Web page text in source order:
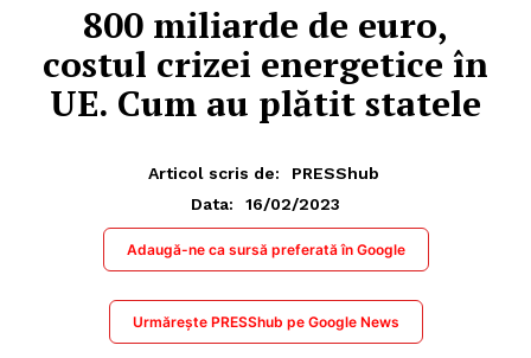
800 miliarde de euro,
costul crizei energetice în
UE. Cum au plătit statele
Articol scris de:
PRESShub
Data:
16/02/2023
Adaugă-ne ca sursă preferată în Google
Urmărește PRESShub pe Google News